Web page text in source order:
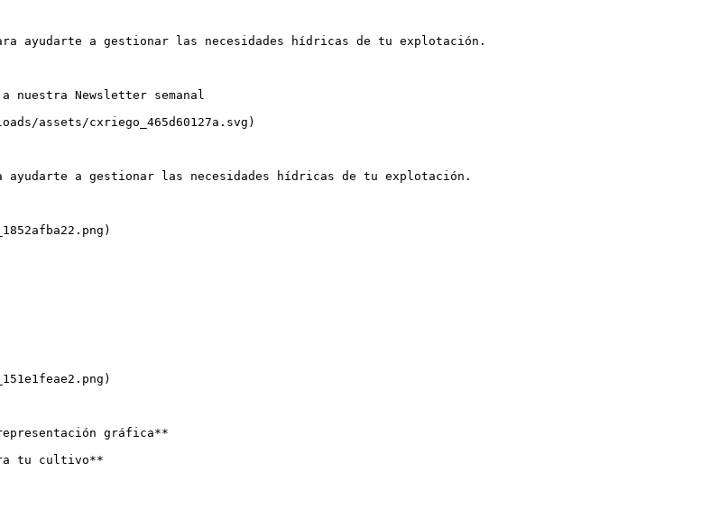
ayudarte a gestionar las necesidades hídricas de tu explotación.
Newsletter semanal
assets/cxriego_465d60127a.svg)
a gestionar las necesidades hídricas de tu explotación.
gráfica**
tu cultivo**